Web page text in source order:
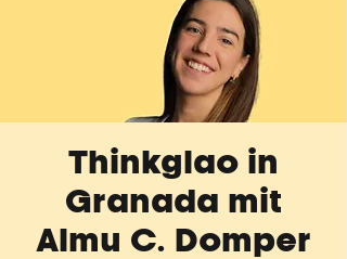
Thinkglao in
Granada mit
Almu C. Domper